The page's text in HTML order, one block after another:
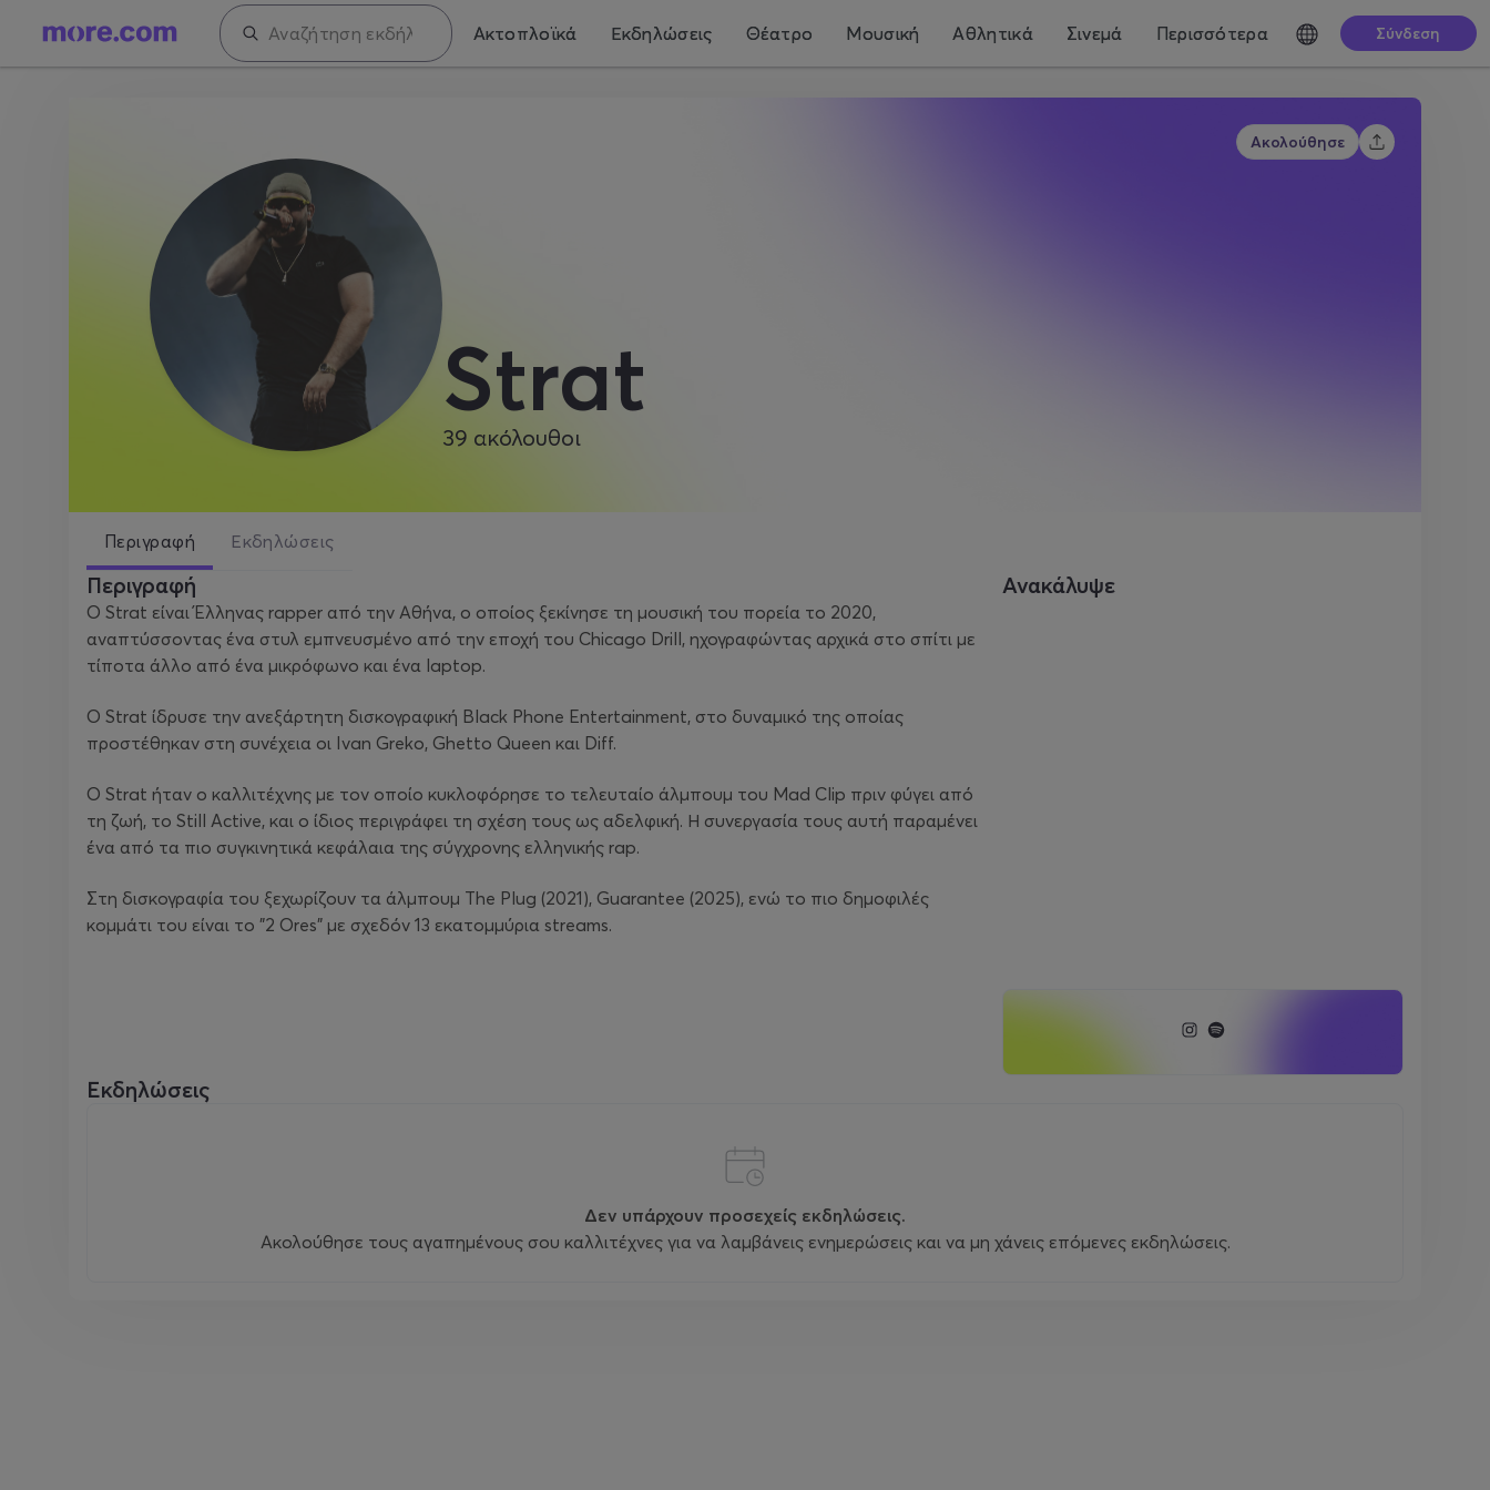
Ακτοπλοϊκά Εκδηλώσεις Θέατρο Μουσική Αθλητικά Σινεμά Περισσότερα Σύνδεση
Strat
39 ακόλουθοι
Ακολούθησε
Περιγραφή Εκδηλώσεις
Περιγραφή
Ο Strat είναι Έλληνας rapper από την Αθήνα, ο οποίος ξεκίνησε τη μουσική του πορεία το 2020,
αναπτύσσοντας ένα στυλ εμπνευσμένο από την εποχή του Chicago Drill, ηχογραφώντας αρχικά στο σπίτι με
τίποτα άλλο από ένα μικρόφωνο και ένα laptop.
Ο Strat ίδρυσε την ανεξάρτητη δισκογραφική Black Phone Entertainment, στο δυναμικό της οποίας
προστέθηκαν στη συνέχεια οι Ivan Greko, Ghetto Queen και Diff.
Ο Strat ήταν ο καλλιτέχνης με τον οποίο κυκλοφόρησε το τελευταίο άλμπουμ του Mad Clip πριν φύγει από
τη ζωή, το Still Active, και ο ίδιος περιγράφει τη σχέση τους ως αδελφική. Η συνεργασία τους αυτή παραμένει
ένα από τα πιο συγκινητικά κεφάλαια της σύγχρονης ελληνικής rap.
Στη δισκογραφία του ξεχωρίζουν τα άλμπουμ The Plug (2021), Guarantee (2025), ενώ το πιο δημοφιλές
κομμάτι του είναι το "2 Ores" με σχεδόν 13 εκατομμύρια streams.
Ανακάλυψε
Εκδηλώσεις
Δεν υπάρχουν προσεχείς εκδηλώσεις.
Ακολούθησε τους αγαπημένους σου καλλιτέχνες για να λαμβάνεις ενημερώσεις και να μη χάνεις επόμενες εκδηλώσεις.